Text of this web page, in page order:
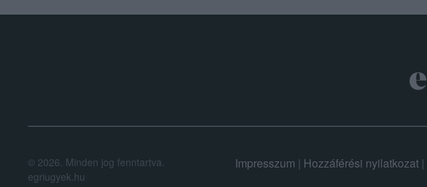
© 2026. Minden jog fenntartva.
egriugyek.hu
Impresszum | Hozzáférési nyilatkozat|